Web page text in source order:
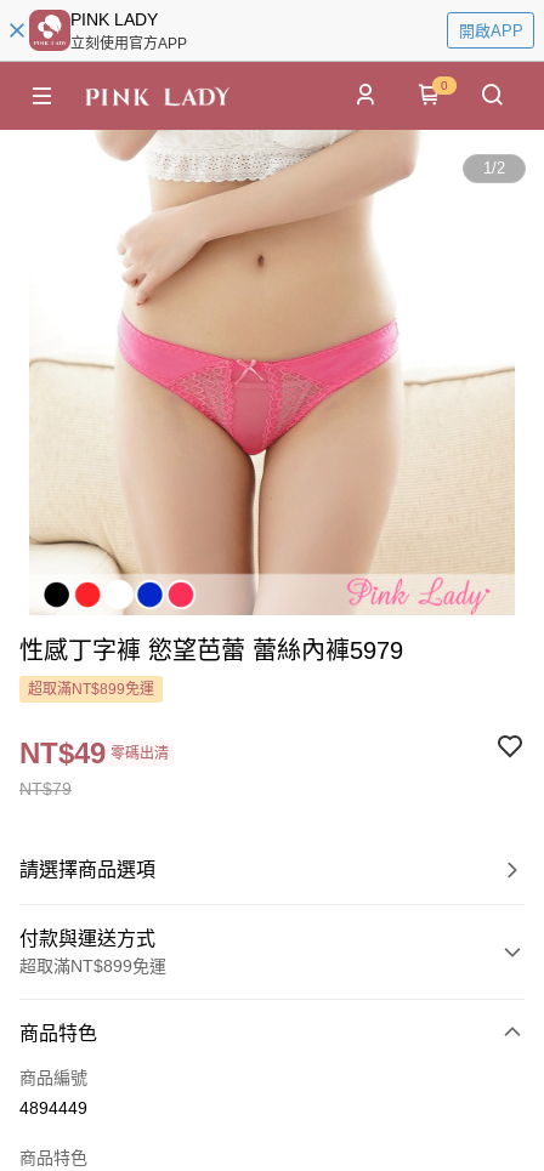
PINK LADY
立刻使用官方APP
開啟APP
0
1/2
性感丁字褲 慾望芭蕾 蕾絲內褲5979
超取滿NT$899免運
NT$79
NT$49 零碼出清
請選擇商品選項
付款與運送方式
超取滿NT$899免運
信用卡一次付款
超商取貨付款
商品特色
商品編號
4894449
商品特色